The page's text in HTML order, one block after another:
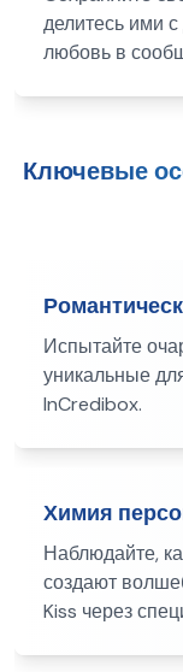
делитесь ими
любовь в
Ключевые
Испытайте
уникальные
InCredibox.
Химия
Наблюдайте,
создают
Kiss через